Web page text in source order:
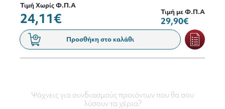
Τιμή Χωρίς Φ.Π.Α
24,11€ Τιμή με Φ.Π.Α
29,90€
Προσθήκη στο καλάθι
Ψάχνεις για συνδιασμούς προιόντων που θα σου
λύσουν τα χέρια?